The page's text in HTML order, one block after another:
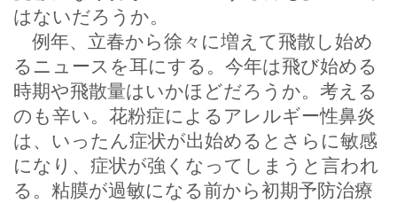
はないだろうか。
例年、立春から徐々に増えて飛散し始め
るニュースを耳にする。今年は飛び始める
時期や飛散量はいかほどだろうか。考える
のも辛い。花粉症によるアレルギー性鼻炎
は、いったん症状が出始めるとさらに敏感
になり、症状が強くなってしまうと言われ
る。粘膜が過敏になる前から初期予防治療